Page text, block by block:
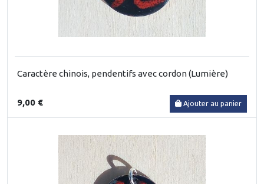
Caractère chinois, pendentifs avec cordon (Lumière)
9,00 € Ajouter au panier